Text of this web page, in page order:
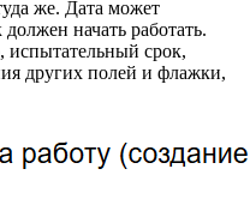
же. Дата может
начать работать.
испытательный срок,
других полей и флажки,